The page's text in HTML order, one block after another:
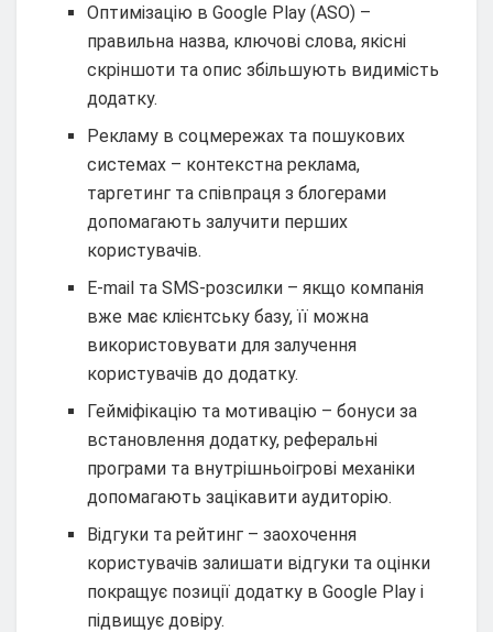
Оптимізацію в Google Play (ASO) –
правильна назва, ключові слова, якісні
скріншоти та опис збільшують видимість
додатку.
Рекламу в соцмережах та пошукових
системах – контекстна реклама,
таргетинг та співпраця з блогерами
допомагають залучити перших
користувачів.
E-mail та SMS-розсилки – якщо компанія
вже має клієнтську базу, її можна
використовувати для залучення
користувачів до додатку.
Гейміфікацію та мотивацію – бонуси за
встановлення додатку, реферальні
програми та внутрішньоігрові механіки
допомагають зацікавити аудиторію.
Відгуки та рейтинг – заохочення
користувачів залишати відгуки та оцінки
покращує позиції додатку в Google Play і
підвищує довіру.